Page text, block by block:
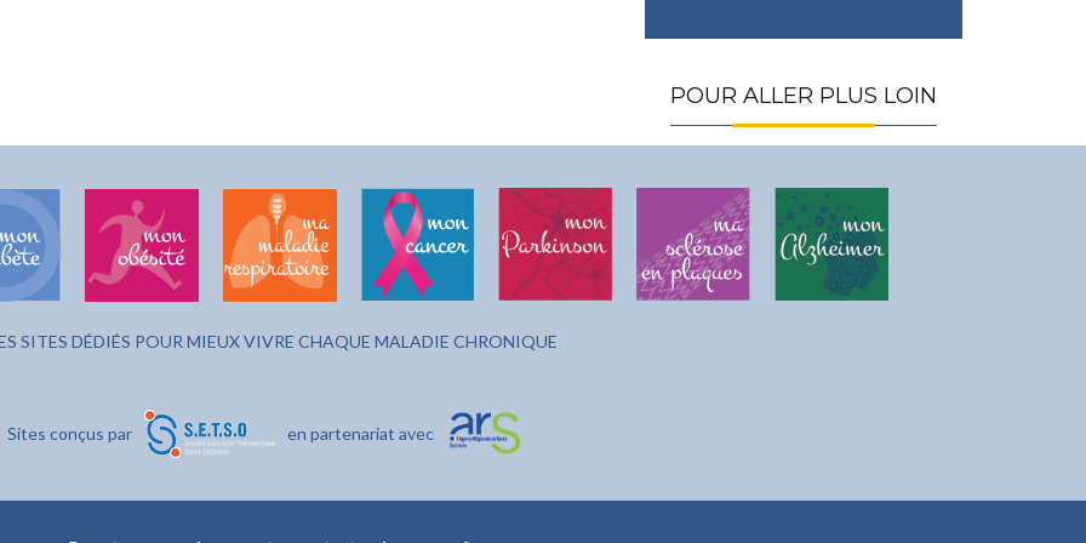
POUR ALLER PLUS LOIN
SITES DÉDIÉS POUR MIEUX VIVRE CHAQUE MALADIE CHRONIQUE
Sites conçus par en partenariat avec